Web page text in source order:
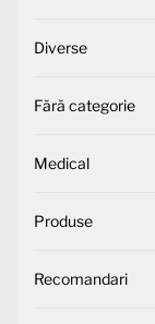
Diverse
Fără categorie
Medical
Produse
Recomandari